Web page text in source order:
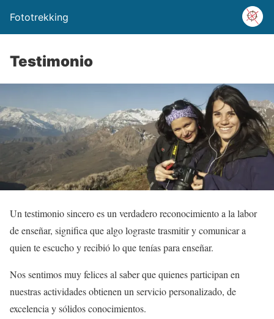
Fototrekking
Testimonio
Un testimonio sincero es un verdadero reconocimiento a la labor
de enseñar, significa que algo lograste trasmitir y comunicar a
quien te escucho y recibió lo que tenías para enseñar.
Nos sentimos muy felices al saber que quienes participan en
nuestras actividades obtienen un servicio personalizado, de
excelencia y sólidos conocimientos.